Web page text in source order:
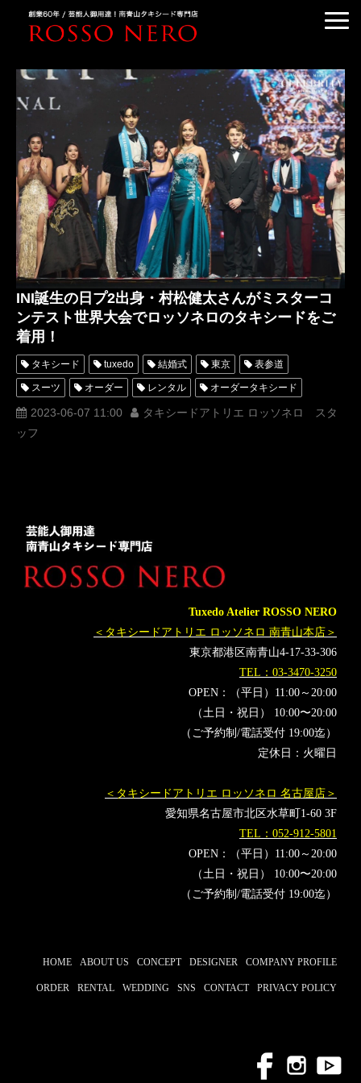
TUXEDO RENTAL
TUXEDO RANKING
KIMONO DRESS
CUSTOMER'S VOICE
COLUMN &BLOG
ABOUT US
ACCESS
INI誕生の日プ2出身・村松健太さんがミスターコ
ンテスト世界大会でロッソネロのタキシードをご
着用！
タキシード tuxedo 結婚式 東京 表参道
スーツ オーダー レンタル オーダータキシード
レンタルタキシード ロッソネロ 人気 横山宗生
MUNETAKAYOKOYAMA
ROSSONERO
タキシードレンタル東京
JFCAフォーマルウェアコンテスト レディースタキシード
プロデュース101
2023-06-07 11:00
タキシードアトリエ ロッソネロ スタ
ッフ
Tuxedo Atelier ROSSO NERO
＜タキシードアトリエ ロッソネロ 南青山本店＞
東京都港区南青山4-17-33-306
TEL：03-3470-3250
OPEN：（平日）11:00～20:00
（土日・祝日） 10:00〜20:00
（ご予約制/電話受付 19:00迄）
定休日：火曜日
＜タキシードアトリエ ロッソネロ 名古屋店＞
愛知県名古屋市北区水草町1-60 3F
TEL：052-912-5801
OPEN：（平日）11:00～20:00
（土日・祝日） 10:00〜20:00
（ご予約制/電話受付 19:00迄）
HOME ABOUT US CONCEPT DESIGNER COMPANY PROFILE
ORDER RENTAL WEDDING SNS CONTACT PRIVACY POLICY